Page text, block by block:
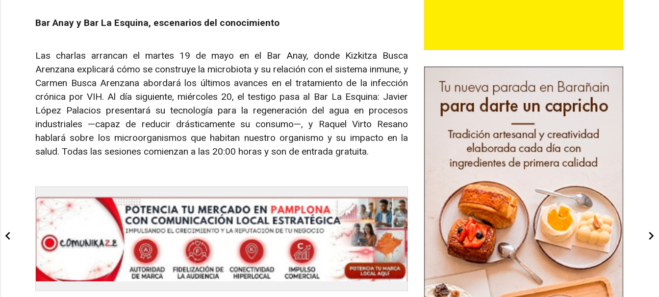
Bar Anay y Bar La Esquina, escenarios del conocimiento
Las charlas arrancan el martes 19 de mayo en el Bar Anay, donde Kizkitza Busca
Arenzana explicará cómo se construye la microbiota y su relación con el sistema inmune, y
Carmen Busca Arenzana abordará los últimos avances en el tratamiento de la infección
crónica por VIH. Al día siguiente, miércoles 20, el testigo pasa al Bar La Esquina: Javier
López Palacios presentará su tecnología para la regeneración del agua en procesos
industriales —capaz de reducir drásticamente su consumo—, y Raquel Virto Resano
hablará sobre los microorganismos que habitan nuestro organismo y su impacto en la
salud. Todas las sesiones comienzan a las 20:00 horas y son de entrada gratuita.